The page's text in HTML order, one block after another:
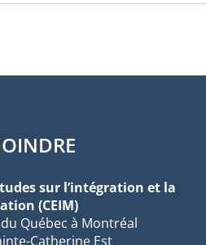
sur l’intégration et la
(CEIM)
Québec à Montréal
Catherine Est